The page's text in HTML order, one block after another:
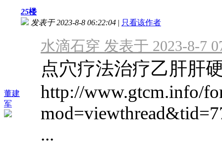
董建
军
25楼
发表于 2023-8-8 06:22:04 | 只看该作者
水滴石穿 发表于 2023-8-7
点穴疗法治疗乙肝肝
http://www.gtcm.info/
...